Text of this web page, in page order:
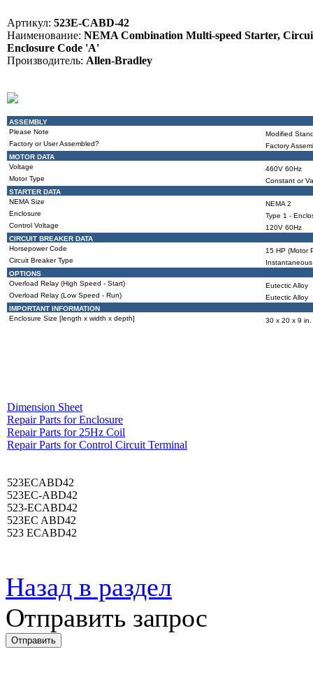
Артикул: 523E-CABD-42
Наименование: NEMA Combination Multi-speed Starter,
Enclosure Code 'A'
Производитель: Allen-Bradley
ASSEMBLY
Please Note
Modified
Factory or User Assembled?
Factory
MOTOR DATA
Voltage
460V 60Hz
Motor Type
Constant or
STARTER DATA
NEMA Size
NEMA 2
Enclosure
Type 1 -
Control Voltage
120V 60Hz
CIRCUIT BREAKER DATA
Horsepower Code
15 HP (Motor
Circuit Breaker Type
OPTIONS
Overload Relay (High Speed - Start)
Eutectic Alloy
Overload Relay (Low Speed - Run)
Eutectic Alloy
IMPORTANT INFORMATION
Enclosure Size [length x width x depth]
30 x 20 x 9 in.
Dimension Sheet
Repair Parts for Enclosure
Repair Parts for 25Hz Coil
Repair Parts for Control Circuit Terminal
523ECABD42
523EC-ABD42
523-ECABD42
523EC ABD42
523 ECABD42
Назад в раздел
Отправить запрос